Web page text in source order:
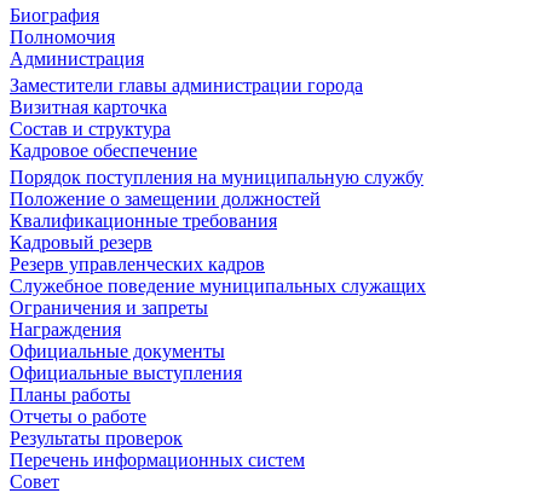
Биография
Полномочия
Администрация
Заместители главы администрации города
Визитная карточка
Состав и структура
Кадровое обеспечение
Порядок поступления на муниципальную службу
Положение о замещении должностей
Квалификационные требования
Кадровый резерв
Резерв управленческих кадров
Служебное поведение муниципальных служащих
Ограничения и запреты
Награждения
Официальные документы
Официальные выступления
Планы работы
Отчеты о работе
Результаты проверок
Перечень информационных систем
Совет